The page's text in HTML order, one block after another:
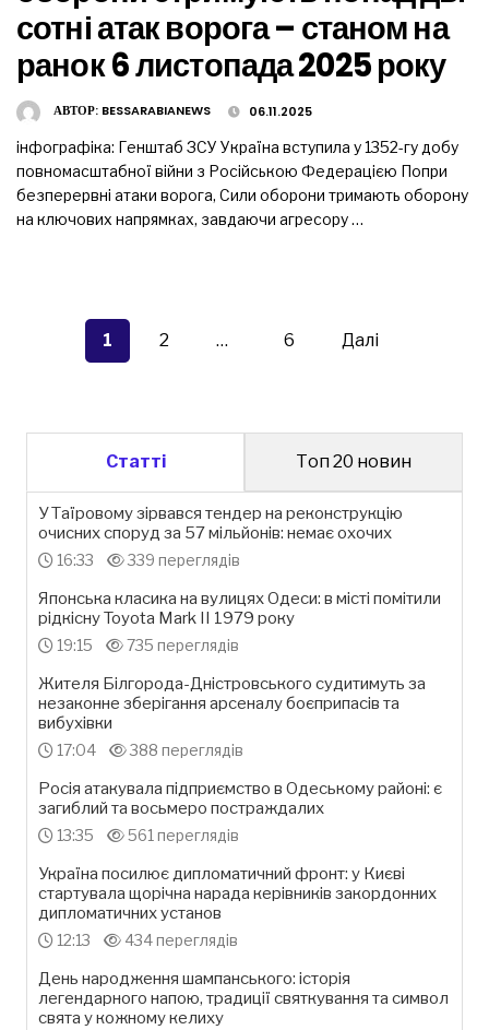
сотні атак ворога – станом на
ранок 6 листопада 2025 року
АВТОР: BESSARABIANEWS 06.11.2025
інфографіка: Генштаб ЗСУ Україна вступила у 1352-гу добу
повномасштабної війни з Російською Федерацією Попри
безперервні атаки ворога, Сили оборони тримають оборону
на ключових напрямках, завдаючи агресору …
записів
1 2 … 6 Далі
Статті Топ 20 новин
У Таїровому зірвався тендер на реконструкцію
очисних споруд за 57 мільйонів: немає охочих
16:33 339 переглядів
Японська класика на вулицях Одеси: в місті помітили
рідкісну Toyota Mark II 1979 року
19:15 735 переглядів
Жителя Білгорода-Дністровського судитимуть за
незаконне зберігання арсеналу боєприпасів та
вибухівки
17:04 388 переглядів
Росія атакувала підприємство в Одеському районі: є
загиблий та восьмеро постраждалих
13:35 561 переглядів
Україна посилює дипломатичний фронт: у Києві
стартувала щорічна нарада керівників закордонних
дипломатичних установ
12:13 434 переглядів
День народження шампанського: історія
легендарного напою, традиції святкування та символ
свята у кожному келиху